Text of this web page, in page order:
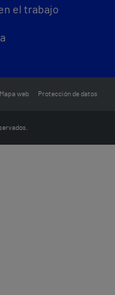
el trabajo
Mapa web Protección de datos